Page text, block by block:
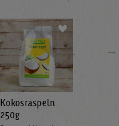
Kokosraspeln
250g
→